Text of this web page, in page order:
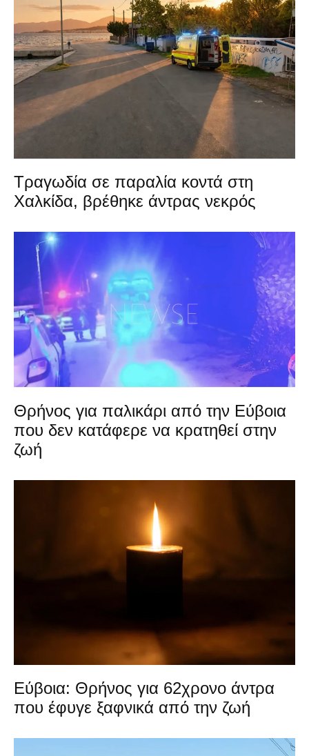
Τραγωδία σε παραλία κοντά στη
Χαλκίδα, βρέθηκε άντρας νεκρός
Θρήνος για παλικάρι από την Εύβοια
που δεν κατάφερε να κρατηθεί στην
ζωή
Εύβοια: Θρήνος για 62χρονο άντρα
που έφυγε ξαφνικά από την ζωή